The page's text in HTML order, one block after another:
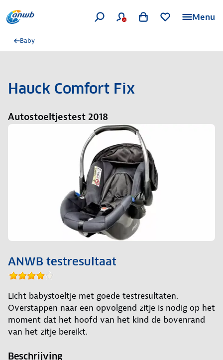
Menu
Baby
Hauck Comfort Fix
Autostoeltjestest 2018
ANWB testresultaat
Licht babystoeltje met goede testresultaten.
Overstappen naar een opvolgend zitje is nodig op het
moment dat het hoofd van het kind de bovenrand
van het zitje bereikt.
Beschrijving